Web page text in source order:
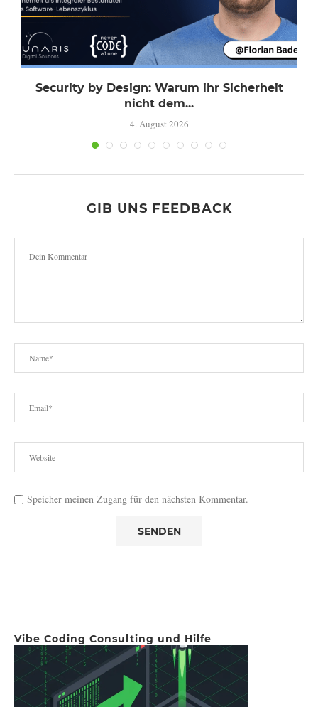
Security by Design: Warum ihr Sicherheit
nicht dem...
4. August 2026
GIB UNS FEEDBACK
Speicher meinen Zugang für den nächsten Kommentar.
Vibe Coding Consulting und Hilfe